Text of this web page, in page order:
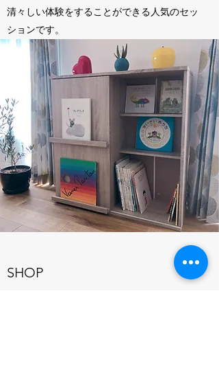
清々しい体験をすることができる人気のセッ
ションです。
SHOP